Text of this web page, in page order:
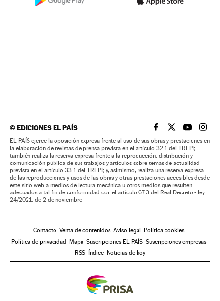
©EDICIONES EL PAÍS EL PAÍS BRASIL EN
EL PAÍSEL PAÍS
EL
EL PAÍS ejerce la oposición expresa frente al uso de sus obras y prestaciones en
la elaboración de revistas de prensa prevista en el artículo 32.1 del TRLPI;
también realiza la reserva expresa frente a la reproducción, distribución y
comunicación pública de sus trabajos y artículos sobre temas de actualidad
prevista en el artículo 33.1 del TRLPI; y, asimismo, realiza una reserva expresa
de las reproducciones y usos de las obras y otras prestaciones accesibles desde
este sitio web a medios de lectura mecánica u otros medios que resulten
adecuados a tal fin de conformidad con el artículo 67.3 del Real Decreto - ley
24/2021, de 2 de noviembre
Contacto Venta de contenidos Aviso legal Política cookies
Política de privacidad Mapa Suscripciones EL PAÍS Suscripciones empresas
RSS Índice Noticias de hoy